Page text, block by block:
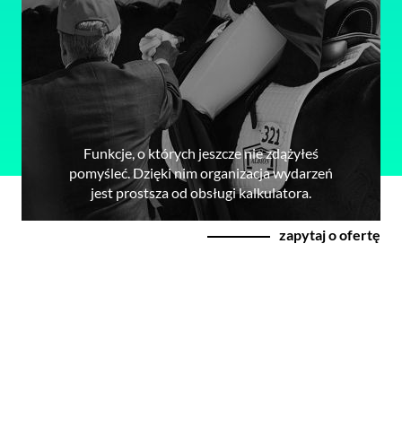
Funkcje, o których jeszcze nie zdążyłeś
pomyśleć. Dzięki nim organizacja wydarzeń
jest prostsza od obsługi kalkulatora.
zapytaj o ofertę